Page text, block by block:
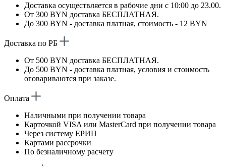
Доставка осуществляется в рабочие дни с 10:00 до 23.00.
От 300 BYN доставка БЕСПЛАТНАЯ.
До 300 BYN - доставка платная, стоимость - 12 BYN
Доставка по РБ
От 500 BYN доставка БЕСПЛАТНАЯ.
До 500 BYN - доставка платная, условия и стоимость
оговариваются при заказе.
Оплата
Наличными при получении товара
Карточкой VISA или MasterCard при получении товара
Через систему ЕРИП
Картами рассрочки
По безналичному расчету